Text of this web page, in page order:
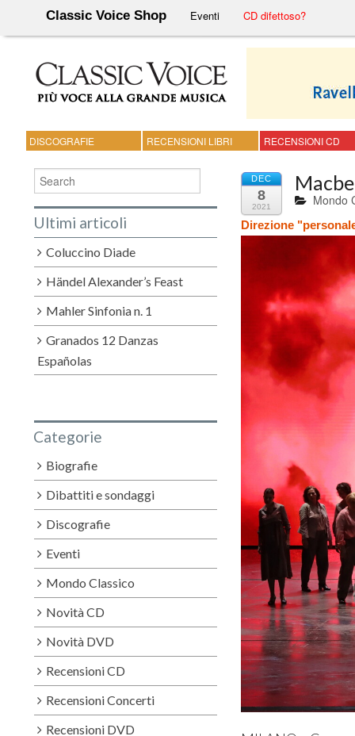
Classic Voice Shop Eventi CD difettoso?
DISCOGRAFIE RECENSIONI LIBRI RECENSIONI CD
DEC
8
2021 Mondo
Direzione
Ultimi articoli
Coluccino Diade
Händel Alexander’s Feast
Mahler Sinfonia n. 1
Granados 12 Danzas
Españolas
Categorie
Biografie
Dibattiti e sondaggi
Discografie
Eventi
Mondo Classico
Novità CD
Novità DVD
Recensioni CD
Recensioni Concerti
Recensioni DVD